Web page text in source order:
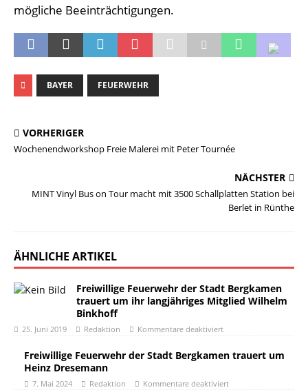
mögliche Beeinträchtigungen.
BAYER FEUERWEHR
VORHERIGER
Wochenendworkshop Freie Malerei mit Peter Tournée
NÄCHSTER
MINT Vinyl Bus on Tour macht mit 3500 Schallplatten Station bei
Berlet in Rünthe
ÄHNLICHE ARTIKEL
Freiwillige Feuerwehr der Stadt Bergkamen
trauert um ihr langjähriges Mitglied Wilhelm
Binkhoff
25. Juni 2019 Redaktion Kommentare deaktiviert
Freiwillige Feuerwehr der Stadt Bergkamen trauert um
Heinz Dresemann
7. Mai 2024 Redaktion Kommentare deaktiviert